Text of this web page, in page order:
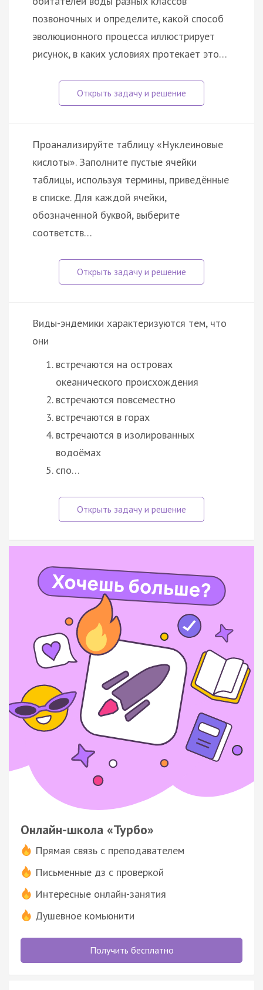
позвоночных и определите, какой способ
эволюционного процесса иллюстрирует
рисунок, в каких условиях протекает это…
Проанализируйте таблицу «Нуклеиновые
кислоты». Заполните пустые ячейки
таблицы, используя термины, приведённые
в списке. Для каждой ячейки,
обозначенной буквой, выберите
соответств…
Виды-эндемики характеризуются тем, что
они
встречаются на островах
океанического происхождения
встречаются повсеместно
встречаются в горах
встречаются в изолированных
водоёмах
спо…
Онлайн-школа «Турбо»
Прямая связь с преподавателем
Письменные дз с проверкой
Интересные онлайн-занятия
Душевное комьюнити
Получить бесплатно